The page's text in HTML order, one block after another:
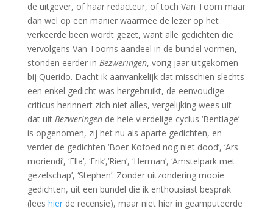
de uitgever, of haar redacteur, of toch Van Toorn maar
dan wel op een manier waarmee de lezer op het
verkeerde been wordt gezet, want alle gedichten die
vervolgens Van Toorns aandeel in de bundel vormen,
stonden eerder in Bezweringen, vorig jaar uitgekomen
bij Querido. Dacht ik aanvankelijk dat misschien slechts
een enkel gedicht was hergebruikt, de eenvoudige
criticus herinnert zich niet alles, vergelijking wees uit
dat uit Bezweringen de hele vierdelige cyclus ‘Bentlage’
is opgenomen, zij het nu als aparte gedichten, en
verder de gedichten ‘Boer Kofoed nog niet dood’, ‘Ars
moriendi’, ‘Ella’, ‘Erik’,’Rien’, ‘Herman’, ‘Amstelpark met
gezelschap’, ‘Stephen’. Zonder uitzondering mooie
gedichten, uit een bundel die ik enthousiast besprak
(lees hier de recensie), maar niet hier in geamputeerde